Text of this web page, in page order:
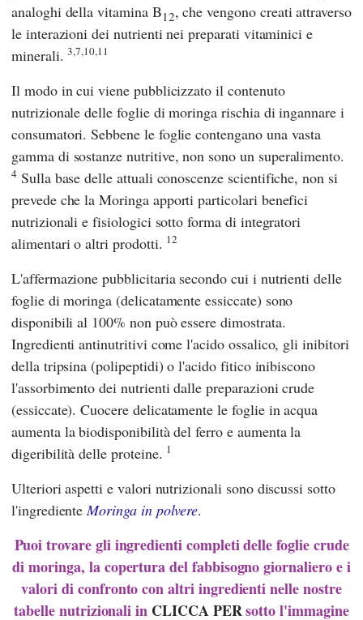
analoghi della vitamina B12, che vengono creati attraverso
le interazioni dei nutrienti nei preparati vitaminici e
minerali.3,7,10,11
Il modo in cui viene pubblicizzato il contenuto
nutrizionale delle foglie di moringa rischia di ingannare i
consumatori. Sebbene le foglie contengano una vasta
gamma di sostanze nutritive, non sono un superalimento.
4 Sulla base delle attuali conoscenze scientifiche, non si
prevede che la Moringa apporti particolari benefici
nutrizionali e fisiologici sotto forma di integratori
alimentari o altri prodotti. 12
L'affermazione pubblicitaria secondo cui i nutrienti delle
foglie di moringa (delicatamente essiccate) sono
disponibili al 100% non può essere dimostrata.
Ingredienti antinutritivi come l'acido ossalico, gli inibitori
della tripsina (polipeptidi) o l'acido fitico inibiscono
l'assorbimento dei nutrienti dalle preparazioni crude
(essiccate). Cuocere delicatamente le foglie in acqua
aumenta la biodisponibilità del ferro e aumenta la
digeribilità delle proteine. 1
Ulteriori aspetti e valori nutrizionali sono discussi sotto
l'ingrediente Moringa in polvere.
Puoi trovare gli ingredienti completi delle foglie crude
di moringa, la copertura del fabbisogno giornaliero e i
valori di confronto con altri ingredienti nelle nostre
tabelle nutrizionali in CLICCA PERsotto l'immagine